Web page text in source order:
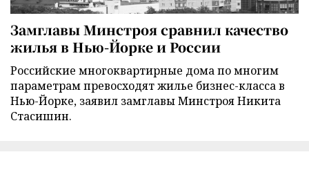
Замглавы Минстроя сравнил качество
жилья в Нью-Йорке и России
Российские многоквартирные дома по многим
параметрам превосходят жилье бизнес-класса в
Нью-Йорке, заявил замглавы Минстроя Никита
Стасишин.